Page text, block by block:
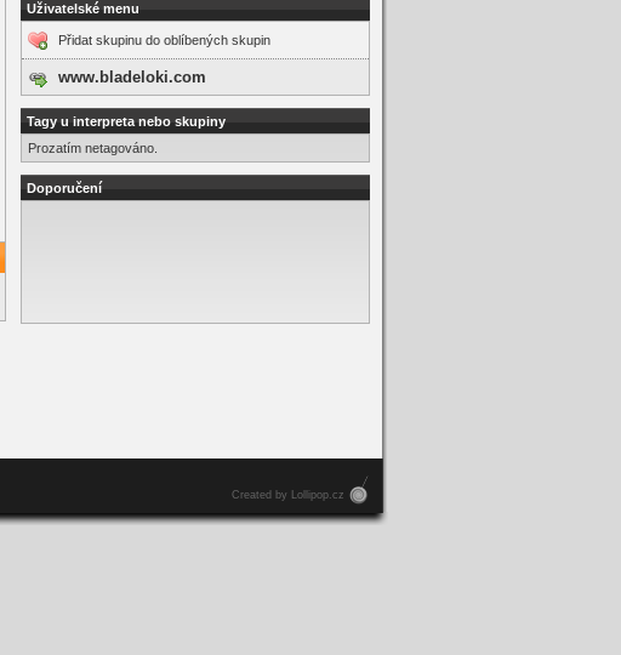
Uživatelské menu
Přidat skupinu do oblíbených skupin
www.bladeloki.com
Tagy u interpreta nebo skupiny
Prozatím netagováno.
Doporučení
Created by Lollipop.cz